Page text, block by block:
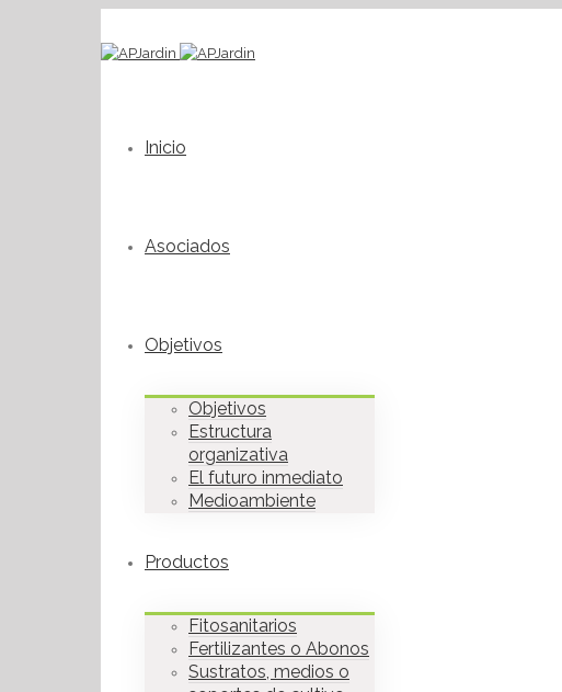
Inicio
Asociados
Objetivos
Objetivos
Estructura
organizativa
El futuro inmediato
Medioambiente
Productos
Fitosanitarios
Fertilizantes o Abonos
Sustratos, medios o